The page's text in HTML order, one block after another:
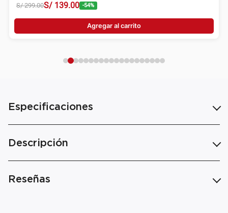
S/ 299.00S/ 139.00 -54%
Agregar al carrito
Especificaciones
Descripción
Reseñas